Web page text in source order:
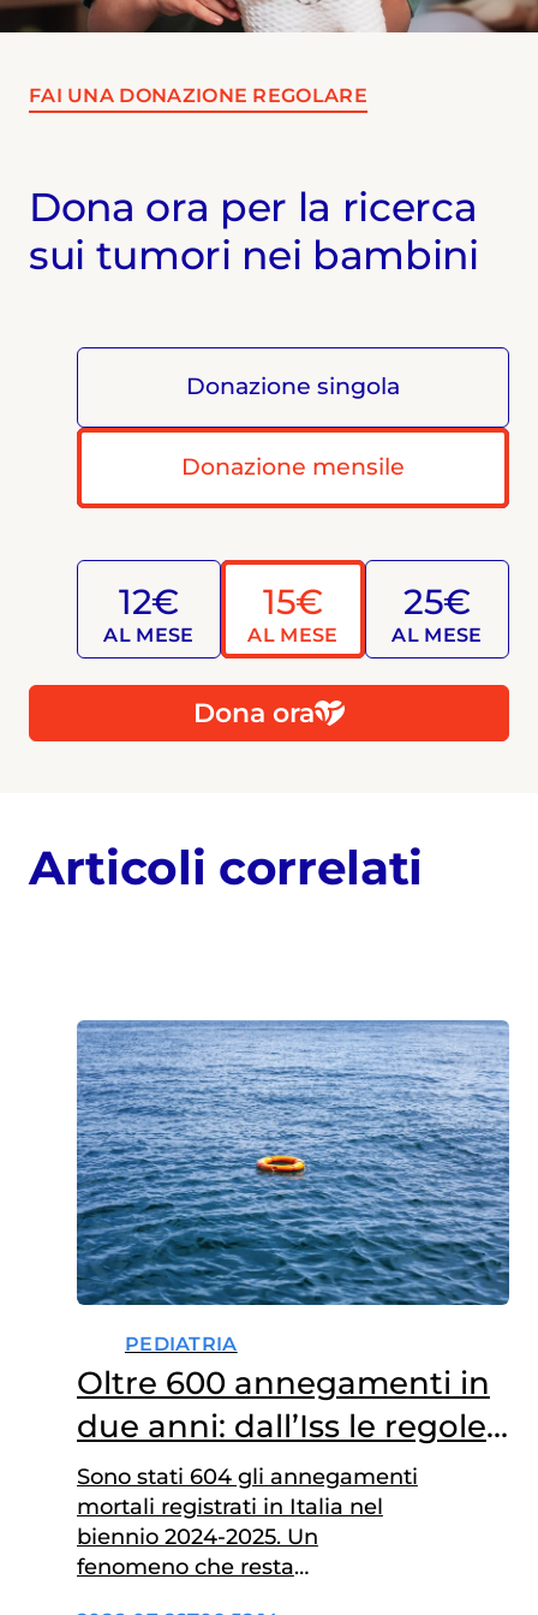
FAI UNA DONAZIONE REGOLARE
Dona ora per la ricerca
sui tumori nei bambini
Donazione singola
Donazione mensile
12€
AL MESE
15€
AL MESE
25€
AL MESE
Dona ora
Articoli correlati
PEDIATRIA
Oltre 600 annegamenti in
due anni: dall’Iss le regole
per vacanze in sicurezza
Sono stati 604 gli annegamenti
mortali registrati in Italia nel
biennio 2024-2025. Un
fenomeno che resta